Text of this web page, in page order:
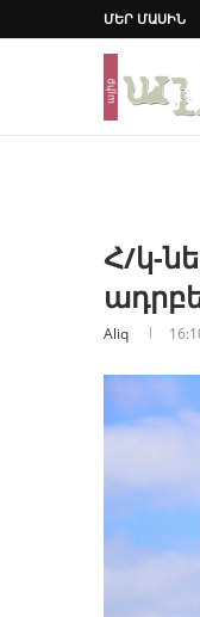
ՄԵՐ ՄԱՍԻՆ
Հ/կ-
Aliq